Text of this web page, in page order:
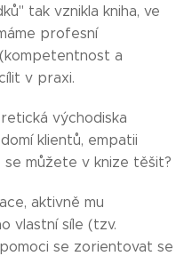
tak vznikla kniha, ve
profesní
a
v praxi.
východiska
klientů, empatii
můžete v knize těšit?
aktivně mu
vlastní síle (tzv.
se zorientovat se